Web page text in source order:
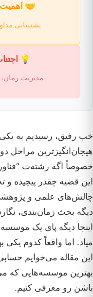
🤝
پشتیبانی
💡
مدیریت
خب رفیق، رسیدیم به
هیجان‌انگیزترین مراحل
خصوصاً اگه رشته‌ت
این قضیه چقدر پیچیده
چالش‌های علمی و
دیگه بحث زمان‌بندی،
اینجا دیگه پای یک
میاد. اما واقعاً کدوم یکی
بهترین موسسه‌هایی که
باشن رو معرفی کنیم.